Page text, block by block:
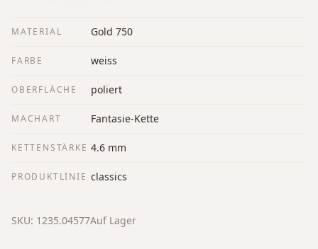
MATERIAL Gold 750
FARBE weiss
OBERFLÄCHE poliert
MACHART Fantasie-Kette
KETTENSTÄRKE 4.6 mm
PRODUKTLINIE classics
SKU: 1235.04577Auf Lager